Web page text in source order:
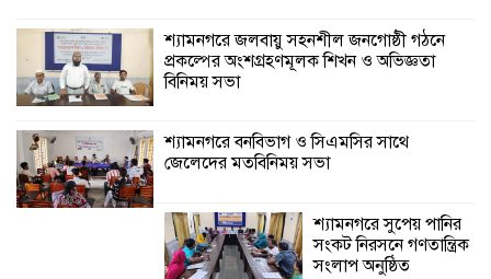
শ্যামনগরে জলবায়ু সহনশীল জনগোষ্ঠী গঠনে
প্রকল্পের অংশগ্রহণমূলক শিখন ও অভিজ্ঞতা
বিনিময় সভা
শ্যামনগরে বনবিভাগ ও সিএমসির সাথে
জেলেদের মতবিনিময় সভা
শ্যামনগরে সুপেয় পানির
সংকট নিরসনে গণতান্ত্রিক
সংলাপ অনুষ্ঠিত